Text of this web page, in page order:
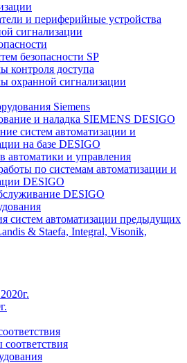
и периферийные устройства
сигнализации
безопасности SP
контроля доступа
охранной сигнализации
Siemens
и наладка SIEMENS DESIGO
систем автоматизации и
на базе DESIGO
автоматики и управления
по системам автоматизации и
DESIGO
DESIGO
систем автоматизации предыдущих
& Staefa, Integral, Visonik,